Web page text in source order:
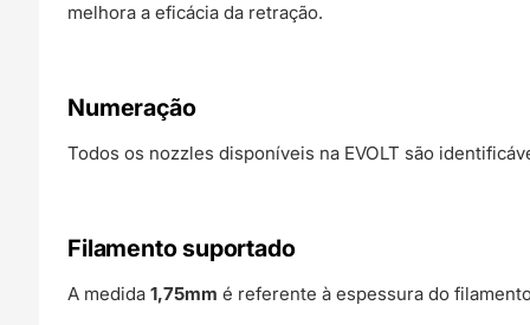
melhora a eficácia da retração.
Numeração
Todos os nozzles disponíveis na EVOLT são
Filamento suportado
A medida1,75mm é referente à espessura do